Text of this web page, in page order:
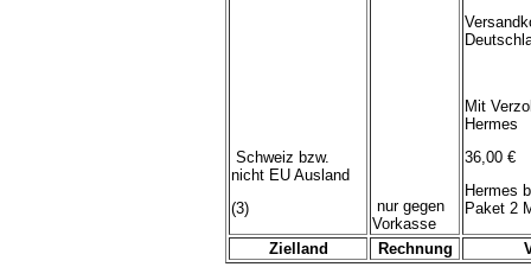
Zielland Rechnung
Schweiz bzw.
nicht EU Ausland
(3)
nur gegen
Vorkasse
Mit
Hermes
36,00 €
Hermes
Paket 2